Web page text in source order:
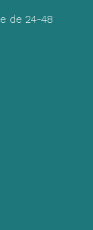
de 24-48